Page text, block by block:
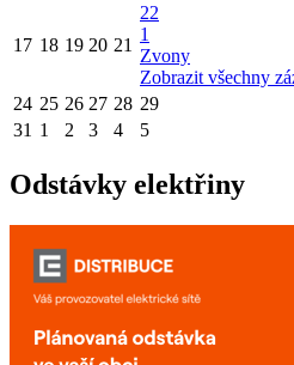
17 18 19 20 21
22
1
Zvony
Zobrazit všechny
24 25 26 27 28 29
31 1 2 3 4 5
Odstávky elektřiny